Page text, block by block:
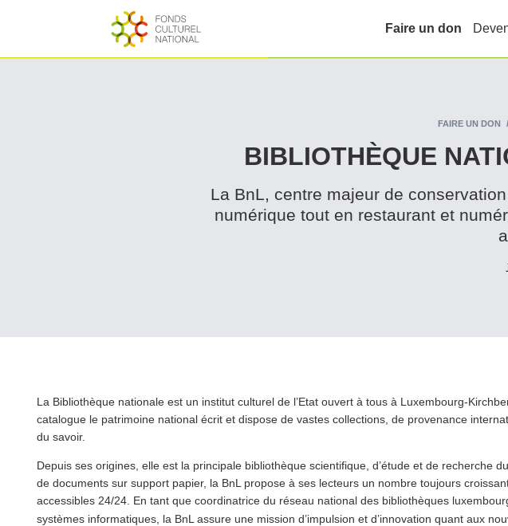
Faire un don
FAIRE UN DON
BIB­LIO­THÈQUE
La BnL, centre majeur de
numérique tout en restaurant et
La Bib­lio­thèque nationale est un institut culturel de l’Etat ouvert à tous à Luxembourg-
catalogue le patrimoine national écrit et dispose de vastes collections, de provenance
du savoir.
Depuis ses origines, elle est la principale bib­lio­thèque sci­en­tifique, d’étude et de recherche
de documents sur support papier, la BnL propose à ses lecteurs un nombre toujours
accessibles 24/24. En tant que coor­di­na­trice du réseau national des bib­lio­thèques
systèmes infor­ma­tiques, la BnL assure une mission d’impulsion et d’in­no­va­tion quant aux